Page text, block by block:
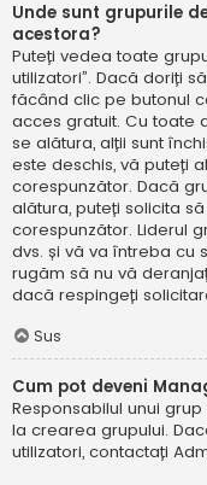
Unde sunt grupurile
acestora?
Puteți vedea toate
utilizatori”. Dacă doriți
făcând clic pe butonul
acces gratuit. Cu toate
se alătura, alții sunt
este deschis, vă puteți
corespunzător. Dacă
alătura, puteți solicita
corespunzător. Liderul
dvs. și vă va întreba cu
rugăm să nu vă
dacă respingeți
Sus
Cum pot deveni
Responsabilul unui
la crearea grupului.
utilizatori, contactați